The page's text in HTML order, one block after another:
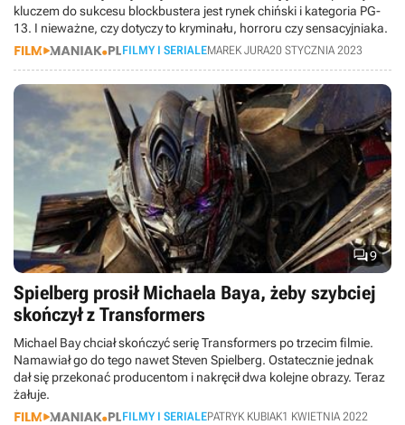
kluczem do sukcesu blockbustera jest rynek chiński i kategoria PG-
13. I nieważne, czy dotyczy to kryminału, horroru czy sensacyjniaka.
FILMY I SERIALEMAREK JURA20 STYCZNIA 2023
9
Spielberg prosił Michaela Baya, żeby szybciej
skończył z Transformers
Michael Bay chciał skończyć serię Transformers po trzecim filmie.
Namawiał go do tego nawet Steven Spielberg. Ostatecznie jednak
dał się przekonać producentom i nakręcił dwa kolejne obrazy. Teraz
żałuje.
FILMY I SERIALEPATRYK KUBIAK1 KWIETNIA 2022